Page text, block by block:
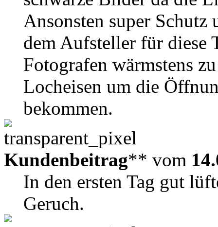
Ansonsten super
dem Aufsteller für diese
Fotografen wärmstens
Locheisen um die
bekommen.
Kundenbeitrag** vom
In den ersten Tag gut
Geruch.